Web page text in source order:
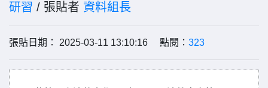
研習 / 張貼者 資料組長
張貼日期： 2025-03-11 13:10:16 點閱： 323